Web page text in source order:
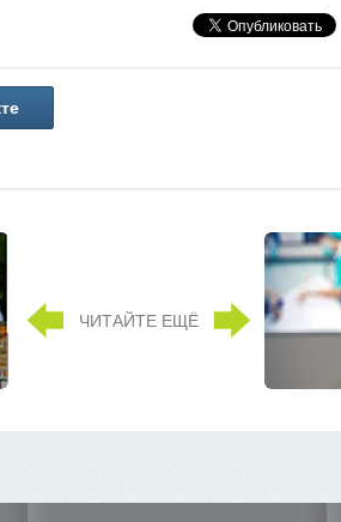
ЧИТАЙТЕ ЕЩЁ